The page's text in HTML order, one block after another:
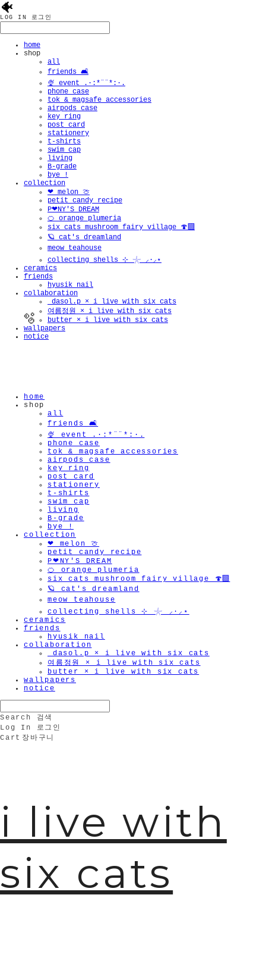
🐠
LOG IN 로그인
home
shop
all
friends 🛋️
🍨 event .·:*¨¨*:·.
phone case
tok & magsafe accessories
airpods case
key ring
post card
stationery
t-shirts
swim cap
living
B-grade
bye !
collection
❤︎ melon 🍈
petit candy recipe
P❤︎NY'S DREAM
🍊 orange plumeria
six cats mushroom fairy village 🍄‍🟫
🪐 cat's dreamland
meow teahouse
collecting shells ⊹ 𓇼 ⸝·⸝⋆
ceramics
friends
hyusik_nail
collaboration
_dasol.p × i live with six cats
여름정원 × i live with six cats
butter × i live with six cats
wallpapers
notice
home
shop
all
friends 🛋️
🍨 event .·:*¨¨*:·.
phone case
tok & magsafe accessories
airpods case
key ring
post card
stationery
t-shirts
swim cap
living
B-grade
bye !
collection
❤︎ melon 🍈
petit candy recipe
P❤︎NY'S DREAM
🍊 orange plumeria
six cats mushroom fairy village 🍄‍🟫
🪐 cat's dreamland
meow teahouse
collecting shells ⊹ 𓇼 ⸝·⸝⋆
ceramics
friends
hyusik_nail
collaboration
_dasol.p × i live with six cats
여름정원 × i live with six cats
butter × i live with six cats
wallpapers
notice
Search
검색
Log In
로그인
Cart 장바구니
i live with
six cats
🫧